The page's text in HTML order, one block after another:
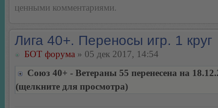
ценными комментариями.
Лига 40+. Переносы игр. 1 круг
БОТ форума » 05 дек 2017, 14:54
Союз 40+ - Ветераны 55 перенесена на
(щелкните для просмотра)